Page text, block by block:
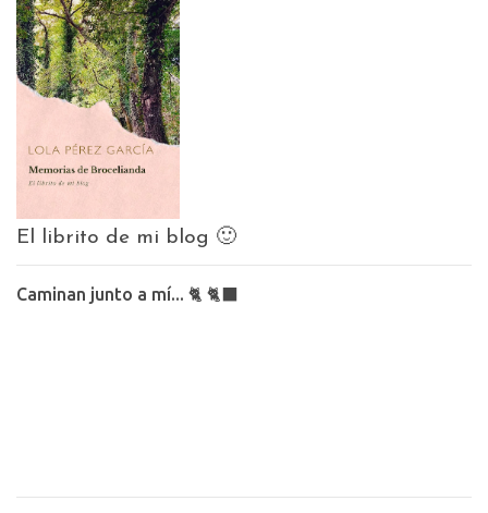
El librito de mi blog 🙂
Caminan junto a mí... 🐈 🐈‍⬛